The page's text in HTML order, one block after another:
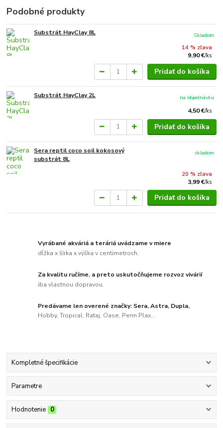
Podobné produkty
Substrát HayClay 8L
14 % zľava
9,90 €/ks
Skladom
Pridať do košíka
Substrát HayClay 2L
4,50 €/ks
na objednávku
Pridať do košíka
Sera reptil coco soil kokosový
substrát 8L
20 % zľava
3,99 €/ks
skladom
Pridať do košíka
Vyrábané akváriá a teráriá uvádzame v miere
dĺžka x šírka x výška v centimetroch.
Za kvalitu ručíme, a preto uskutočňujeme rozvoz vivárií
iba vlastnou dopravou.
Predávame len overené značky: Sera, Astra, Dupla,
Hobby, Tropical, Rataj, Oase, Penn Plax...
Kompletné špecifikácie
Parametre
Hodnotenie 0